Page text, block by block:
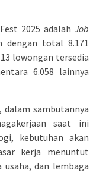
2025 adalah Job
dengan total 8.171
lowongan tersedia
6.058 lainnya
dalam sambutannya
saat ini
kebutuhan akan
kerja menuntut
dan lembaga